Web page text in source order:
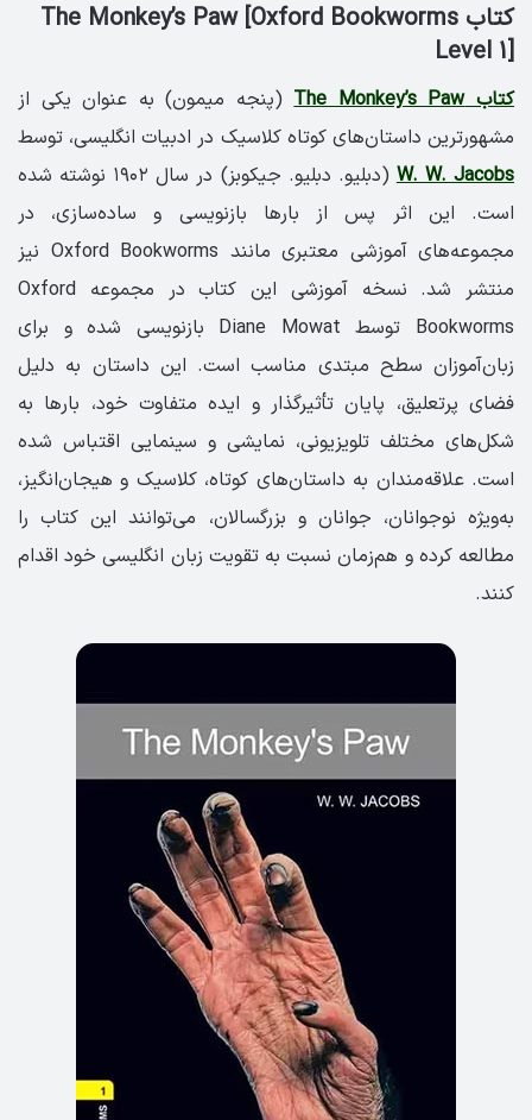
کتاب The Monkey’s Paw [Oxford Bookworms
Level 1]
کتاب The Monkey’s Paw
(پنجه میمون) به عنوان یکی از
مشهورترین داستان‌های کوتاه کلاسیک در ادبیات انگلیسی، توسط
W. W. Jacobs
(دبلیو. دبلیو. جیکوبز) در سال ۱۹۰۲ نوشته شده
است. این اثر پس از بارها بازنویسی و ساده‌سازی، در
مجموعه‌های آموزشی معتبری مانند Oxford Bookworms نیز
منتشر شد. نسخه آموزشی این کتاب در مجموعه Oxford
Bookworms توسط Diane Mowat بازنویسی شده و برای
زبان‌آموزان سطح مبتدی مناسب است. این داستان به دلیل
فضای پرتعلیق، پایان تأثیرگذار و ایده متفاوت خود، بارها به
شکل‌های مختلف تلویزیونی، نمایشی و سینمایی اقتباس شده
است. علاقه‌مندان به داستان‌های کوتاه، کلاسیک و هیجان‌انگیز،
به‌ویژه نوجوانان، جوانان و بزرگسالان، می‌توانند این کتاب را
مطالعه کرده و هم‌زمان نسبت به تقویت زبان انگلیسی خود اقدام
کنند.